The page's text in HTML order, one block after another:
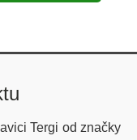
Tergi od značky